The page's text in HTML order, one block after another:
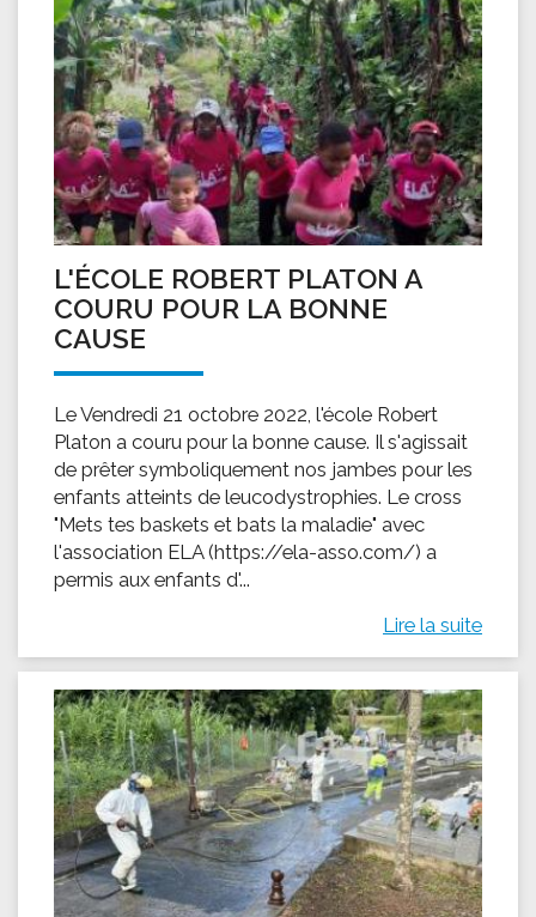
L'ÉCOLE ROBERT PLATON A
COURU POUR LA BONNE
CAUSE
Le Vendredi 21 octobre 2022, l'école Robert
Platon a couru pour la bonne cause. Il s'agissait
de prêter symboliquement nos jambes pour les
enfants atteints de leucodystrophies. Le cross
"Mets tes baskets et bats la maladie" avec
l'association ELA (https://ela-asso.com/) a
permis aux enfants d'...
Lire la suite